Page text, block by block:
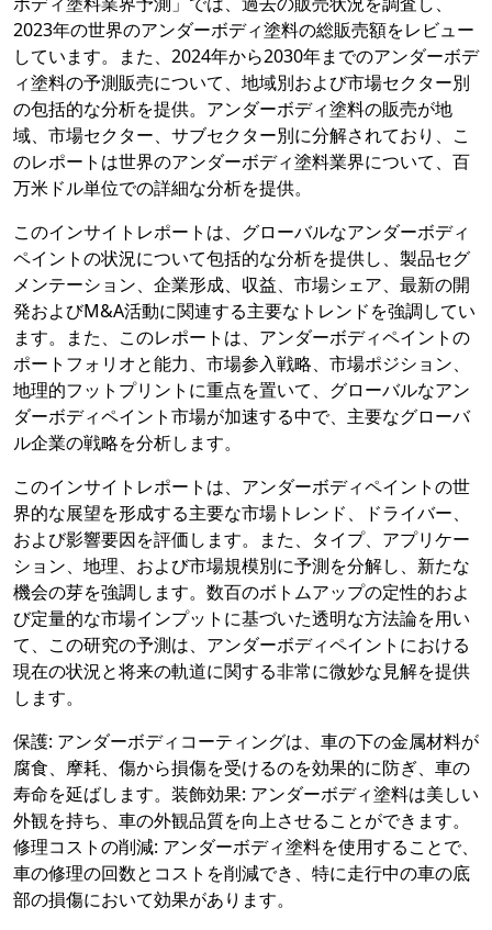
2023年の世界のアンダーボディ塗料の総販売額をレビュー
しています。また、2024年から2030年までのアンダーボデ
ィ塗料の予測販売について、地域別および市場セクター別
の包括的な分析を提供。アンダーボディ塗料の販売が地
域、市場セクター、サブセクター別に分解されており、こ
のレポートは世界のアンダーボディ塗料業界について、百
万米ドル単位での詳細な分析を提供。
このインサイトレポートは、グローバルなアンダーボディ
ペイントの状況について包括的な分析を提供し、製品セグ
メンテーション、企業形成、収益、市場シェア、最新の開
発およびM&A活動に関連する主要なトレンドを強調してい
ます。また、このレポートは、アンダーボディペイントの
ポートフォリオと能力、市場参入戦略、市場ポジション、
地理的フットプリントに重点を置いて、グローバルなアン
ダーボディペイント市場が加速する中で、主要なグローバ
ル企業の戦略を分析します。
このインサイトレポートは、アンダーボディペイントの世
界的な展望を形成する主要な市場トレンド、ドライバー、
および影響要因を評価します。また、タイプ、アプリケー
ション、地理、および市場規模別に予測を分解し、新たな
機会の芽を強調します。数百のボトムアップの定性的およ
び定量的な市場インプットに基づいた透明な方法論を用い
て、この研究の予測は、アンダーボディペイントにおける
現在の状況と将来の軌道に関する非常に微妙な見解を提供
します。
保護: アンダーボディコーティングは、車の下の金属材料が
腐食、摩耗、傷から損傷を受けるのを効果的に防ぎ、車の
寿命を延ばします。装飾効果: アンダーボディ塗料は美しい
外観を持ち、車の外観品質を向上させることができます。
修理コストの削減: アンダーボディ塗料を使用することで、
車の修理の回数とコストを削減でき、特に走行中の車の底
部の損傷において効果があります。